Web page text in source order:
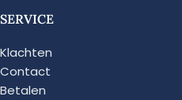
SERVICE
Klachten
Contact
Betalen